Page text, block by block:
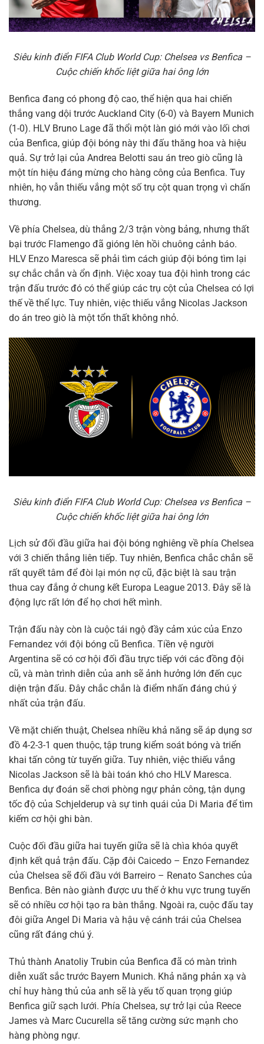
Siêu kinh điển FIFA Club World Cup: Chelsea vs Benfica –
Cuộc chiến khốc liệt giữa hai ông lớn
Benfica đang có phong độ cao, thể hiện qua hai chiến
thắng vang dội trước Auckland City (6-0) và Bayern Munich
(1-0). HLV Bruno Lage đã thổi một làn gió mới vào lối chơi
của Benfica, giúp đội bóng này thi đấu thăng hoa và hiệu
quả. Sự trở lại của Andrea Belotti sau án treo giò cũng là
một tín hiệu đáng mừng cho hàng công của Benfica. Tuy
nhiên, họ vẫn thiếu vắng một số trụ cột quan trọng vì chấn
thương.
Về phía Chelsea, dù thắng 2/3 trận vòng bảng, nhưng thất
bại trước Flamengo đã gióng lên hồi chuông cảnh báo.
HLV Enzo Maresca sẽ phải tìm cách giúp đội bóng tìm lại
sự chắc chắn và ổn định. Việc xoay tua đội hình trong các
trận đấu trước đó có thể giúp các trụ cột của Chelsea có lợi
thế về thể lực. Tuy nhiên, việc thiếu vắng Nicolas Jackson
do án treo giò là một tổn thất không nhỏ.
Siêu kinh điển FIFA Club World Cup: Chelsea vs Benfica –
Cuộc chiến khốc liệt giữa hai ông lớn
Lịch sử đối đầu giữa hai đội bóng nghiêng về phía Chelsea
với 3 chiến thắng liên tiếp. Tuy nhiên, Benfica chắc chắn sẽ
rất quyết tâm để đòi lại món nợ cũ, đặc biệt là sau trận
thua cay đắng ở chung kết Europa League 2013. Đây sẽ là
động lực rất lớn để họ chơi hết mình.
Trận đấu này còn là cuộc tái ngộ đầy cảm xúc của Enzo
Fernandez với đội bóng cũ Benfica. Tiền vệ người
Argentina sẽ có cơ hội đối đầu trực tiếp với các đồng đội
cũ, và màn trình diễn của anh sẽ ảnh hưởng lớn đến cục
diện trận đấu. Đây chắc chắn là điểm nhấn đáng chú ý
nhất của trận đấu.
Về mặt chiến thuật, Chelsea nhiều khả năng sẽ áp dụng sơ
đồ 4-2-3-1 quen thuộc, tập trung kiểm soát bóng và triển
khai tấn công từ tuyến giữa. Tuy nhiên, việc thiếu vắng
Nicolas Jackson sẽ là bài toán khó cho HLV Maresca.
Benfica dự đoán sẽ chơi phòng ngự phản công, tận dụng
tốc độ của Schjelderup và sự tinh quái của Di Maria để tìm
kiếm cơ hội ghi bàn.
Cuộc đối đầu giữa hai tuyến giữa sẽ là chìa khóa quyết
định kết quả trận đấu. Cặp đôi Caicedo – Enzo Fernandez
của Chelsea sẽ đối đầu với Barreiro – Renato Sanches của
Benfica. Bên nào giành được ưu thế ở khu vực trung tuyến
sẽ có nhiều cơ hội tạo ra bàn thắng. Ngoài ra, cuộc đấu tay
đôi giữa Angel Di Maria và hậu vệ cánh trái của Chelsea
cũng rất đáng chú ý.
Thủ thành Anatoliy Trubin của Benfica đã có màn trình
diễn xuất sắc trước Bayern Munich. Khả năng phản xạ và
chỉ huy hàng thủ của anh sẽ là yếu tố quan trọng giúp
Benfica giữ sạch lưới. Phía Chelsea, sự trở lại của Reece
James và Marc Cucurella sẽ tăng cường sức mạnh cho
hàng phòng ngự.